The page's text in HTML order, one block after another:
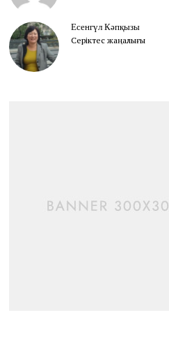
Есенгүл Кәпқызы
Серіктес жаңалығы